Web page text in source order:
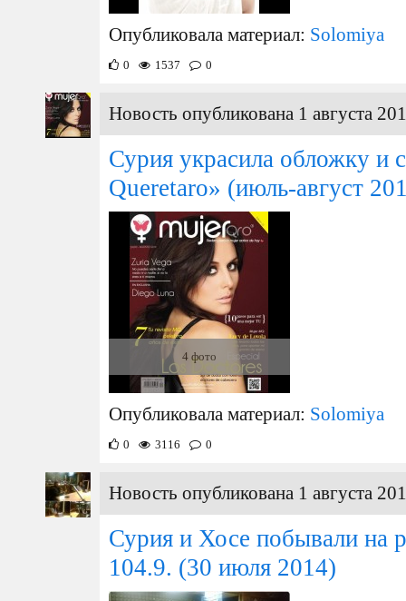
Опубликовала материал: Solomiya
0 1537 0
Новость опубликована 1 августа
Сурия украсила обложку и
Queretaro» (июль-август
4 фото
Опубликовала материал: Solomiya
0 3116 0
Новость опубликована 1 августа
Сурия и Хосе побывали на
104.9. (30 июля 2014)